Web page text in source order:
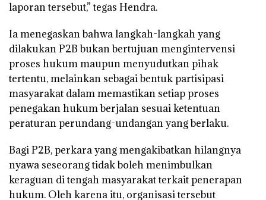
laporan tersebut,” tegas Hendra.
Ia menegaskan bahwa langkah-langkah yang
dilakukan P2B bukan bertujuan mengintervensi
proses hukum maupun menyudutkan pihak
tertentu, melainkan sebagai bentuk partisipasi
masyarakat dalam memastikan setiap proses
penegakan hukum berjalan sesuai ketentuan
peraturan perundang-undangan yang berlaku.
Bagi P2B, perkara yang mengakibatkan hilangnya
nyawa seseorang tidak boleh menimbulkan
keraguan di tengah masyarakat terkait penerapan
hukum. Oleh karena itu, organisasi tersebut